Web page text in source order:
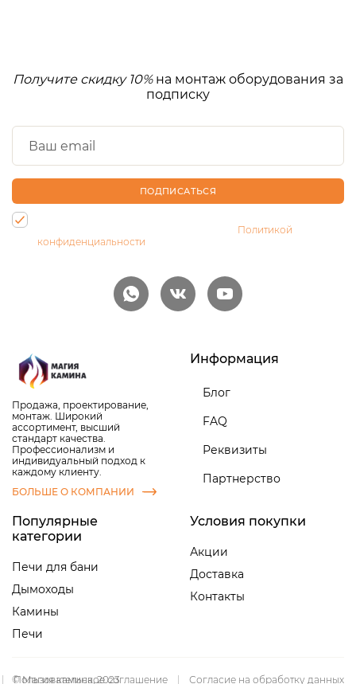
Получите скидку 10%на монтаж оборудования за
подписку
ПОДПИСАТЬСЯ
Политикой
конфиденциальности
Продажа, проектирование,
монтаж. Широкий
ассортимент, высший
стандарт качества.
Профессионализм и
индивидуальный подход к
каждому клиенту.
БОЛЬШЕ О КОМПАНИИ
Информация
Блог
FAQ
Реквизиты
Партнерство
Популярные
категории
Печи для бани
Дымоходы
Камины
Печи
Условия покупки
Акции
Доставка
Контакты
© Магия камина, 2023
Пользовательское соглашение Согласие на обработку данных